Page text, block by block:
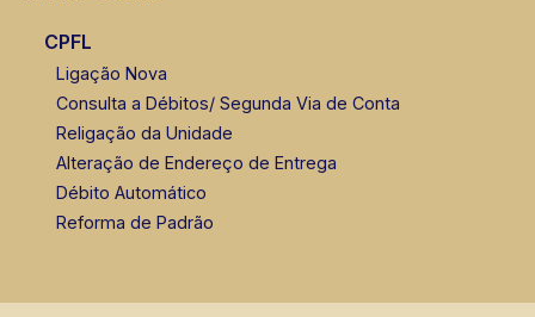
CPFL
Ligação Nova
Consulta a Débitos/ Segunda Via de Conta
Religação da Unidade
Alteração de Endereço de Entrega
Débito Automático
Reforma de Padrão